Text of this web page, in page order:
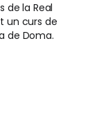
de la Real
un curs de
de Doma.